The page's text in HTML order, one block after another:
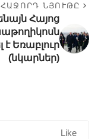
ՀԱՋՈՐԴ ՆՅՈՒԹԸ
Հայոց
է Եռաբլուր
(նկարներ)
Like